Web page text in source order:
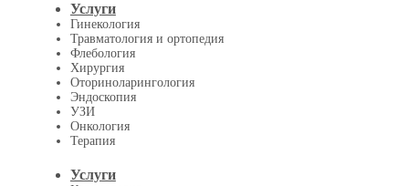
Услуги
Гинекология
Травматология и ортопедия
Флебология
Хирургия
Оториноларингология
Эндоскопия
УЗИ
Онкология
Терапия
Услуги